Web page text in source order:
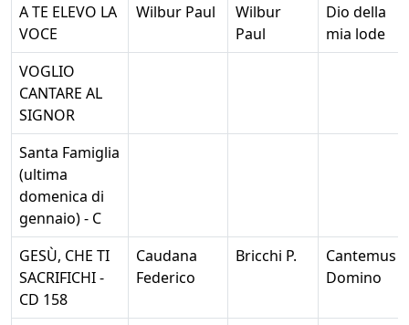
A TE ELEVO LA
VOCE
Wilbur Paul
Wilbur
Paul
Dio della
mia lode
VOGLIO
CANTARE AL
SIGNOR
Santa Famiglia
(ultima
domenica di
gennaio) - C
GESÙ, CHE TI
SACRIFICHI -
CD 158
Caudana
Federico
Bricchi P.
Cantemus
Domino